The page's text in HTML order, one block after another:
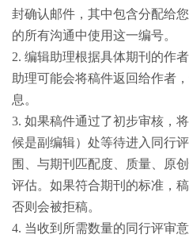
封确认邮件，其中包含分配给
的所有沟通中使用这一编号。
2. 编辑助理根据具体期刊的作
助理可能会将稿件返回给作者
息。
3. 如果稿件通过了初步审核，
候是副编辑）处等待进入同行
围、与期刊匹配度、质量、原
评估。如果符合期刊的标准，
否则会被拒稿。
4. 当收到所需数量的同行评审